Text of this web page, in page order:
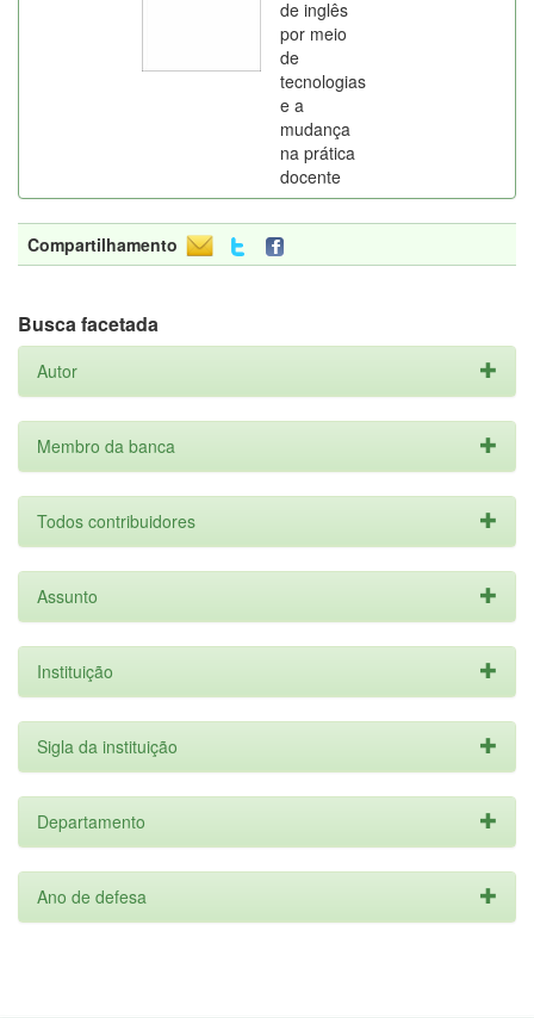
de inglês
por meio
de
tecnologias
e a
mudança
na prática
docente
Compartilhamento
Busca facetada
Autor
Membro da banca
Todos contribuidores
Assunto
Instituição
Sigla da instituição
Departamento
Ano de defesa